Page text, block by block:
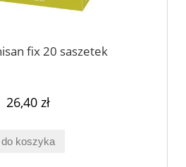
fix 20 saszetek
26,40 zł
do koszyka